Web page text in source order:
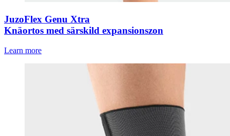
JuzoFlex Genu Xtra
Knäortos med särskild expansionszon
Learn more